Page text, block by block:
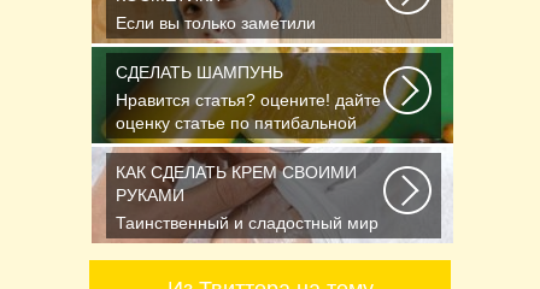
Если вы только заметили
появление первых морщинок или
уже утратили им счет...
СДЕЛАТЬ ШАМПУНЬ
Нравится статья? оцените! дайте
оценку статье по пятибальной
шкале Спасибо...
КАК СДЕЛАТЬ КРЕМ СВОИМИ
РУКАМИ
Таинственный и сладостный мир
ароматов неудержимо влечёт к